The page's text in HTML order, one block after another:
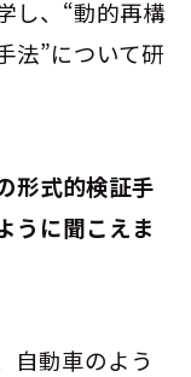
し、“動的再構
法”について研
形式的検証手
うに聞こえま
自動車のよう